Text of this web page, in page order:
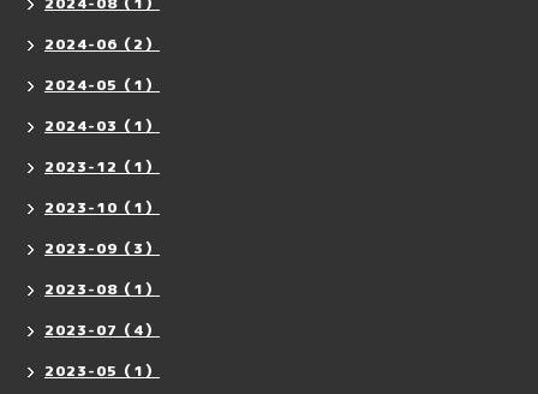
2024-06（2）
2024-05（1）
2024-03（1）
2023-12（1）
2023-10（1）
2023-09（3）
2023-08（1）
2023-07（4）
2023-05（1）